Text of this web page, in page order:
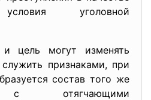
уголовной
цель могут изменять
признаками, при
состав того же
с отягчающими